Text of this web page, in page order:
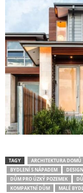
TAGY ARCHITEKTURA DOMŮ
BYDLENÍ S NÁPADEM
DŮM PRO ÚZKÝ POZEMEK
KOMPAKTNÍ DŮM
MALÉ